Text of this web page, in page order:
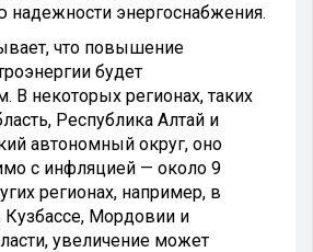
энергоснабжения.
что повышение
будет
В некоторых регионах, таких
Республика Алтай и
автономный округ, оно
с инфляцией — около 9
регионах, например, в
Мордовии и
увеличение может